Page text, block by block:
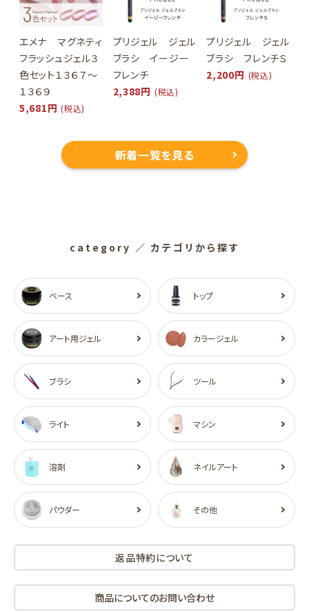
エメナ マグネティ
フラッシュジェル３
色セット１３６７～
１３６９
5,681円 (税込)
プリジェル ジェル
ブラシ イージー
フレンチ
2,388円 (税込)
プリジェル ジェル
ブラシ フレンチＳ
2,200円 (税込)
新着一覧を見る
category ／ カテゴリから探す
ベース トップ
アート用ジェル カラージェル
ブラシ ツール
ライト マシン
溶剤 ネイルアート
パウダー その他
返品特約について
商品についてのお問い合わせ